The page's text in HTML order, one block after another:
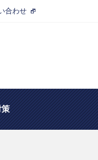
合わせ
策